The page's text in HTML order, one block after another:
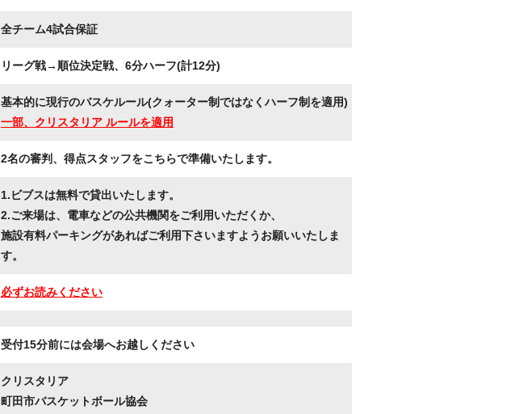
全チーム4試合保証
リーグ戦→順位決定戦、6分ハーフ(計12分)
基本的に現行のバスケルール(クォーター制ではなくハーフ制を適用)
一部、クリスタリア ルールを適用
2名の審判、得点スタッフをこちらで準備いたします。
1.ビブスは無料で貸出いたします。
2.ご来場は、電車などの公共機関をご利用いただくか、
施設有料パーキングがあればご利用下さいますようお願いいたしま
す。
必ずお読みください
受付15分前には会場へお越しください
クリスタリア
町田市バスケットボール協会